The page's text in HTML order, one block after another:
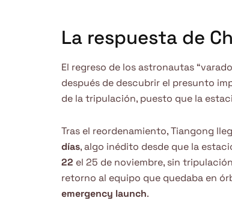
La respuesta de
El regreso de los astronautas
después de descubrir el presunto
de la tripulación, puesto que la
Tras el reordenamiento, Tiangong
días, algo inédito desde que la
22 el 25 de noviembre, sin
retorno al equipo que quedaba en
emergency launch.